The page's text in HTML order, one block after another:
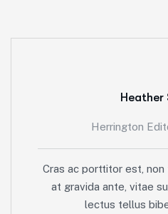
Heather
Herrington
Cras ac porttitor est,
at gravida ante, vitae
lectus tellus